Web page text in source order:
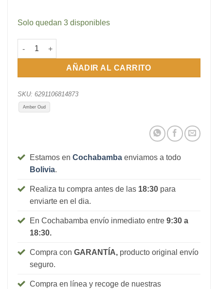
Solo quedan 3 disponibles
Amber Oud Aqua Dubai Extrait De Parfum 100 ml cantidad
AÑADIR AL CARRITO
SKU: 6291106814873
Amber Oud
Estamos en Cochabamba enviamos a todo
Bolivia.
Realiza tu compra antes de las 18:30para
enviarte en el dia.
En Cochabamba envío inmediato entre 9:30 a
18:30.
Compra con GARANTÍA,producto original envío
seguro.
Compra en línea y recoge de nuestras